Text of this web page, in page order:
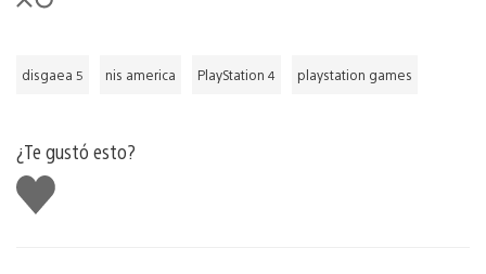
disgaea 5 nis america PlayStation 4 playstation games
¿Te gustó esto?
Me
gusta